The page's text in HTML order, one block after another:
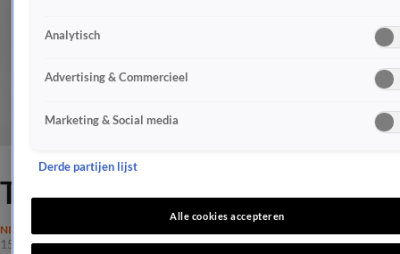
The Bounty Hunter
NIEUWS
15 nov 2017, 06:30
Analytisch
Advertising & Commercieel
Marketing & Social media
Derde partijen lijst
Alle cookies accepteren